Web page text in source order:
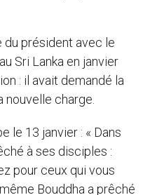
du président avec le
Sri Lanka en janvier
: il avait demandé la
charge.
le 13 janvier : « Dans
à ses disciples :
pour ceux qui vous
Bouddha a prêché